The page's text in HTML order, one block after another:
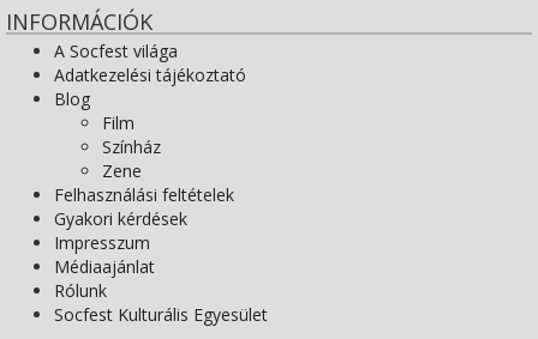
INFORMÁCIÓK
A Socfest világa
Adatkezelési tájékoztató
Blog
Film
Színház
Zene
Felhasználási feltételek
Gyakori kérdések
Impresszum
Médiaajánlat
Rólunk
Socfest Kulturális Egyesület